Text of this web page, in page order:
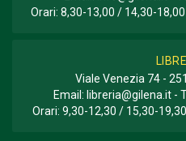
Orari: 8,30-13,00 / 14,30-
Viale Venezia 74 -
Email: libreria@gilena.it-
Orari: 9,30-12,30 / 15,30-